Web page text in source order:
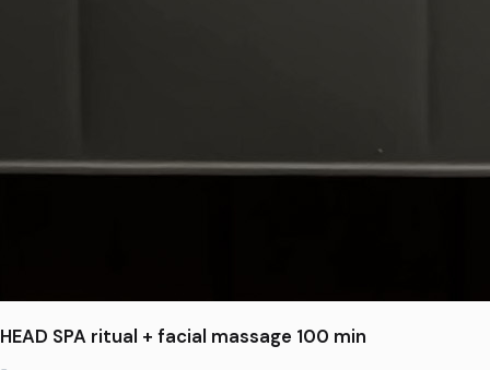
HEAD SPA ritual + facial massage 100 min